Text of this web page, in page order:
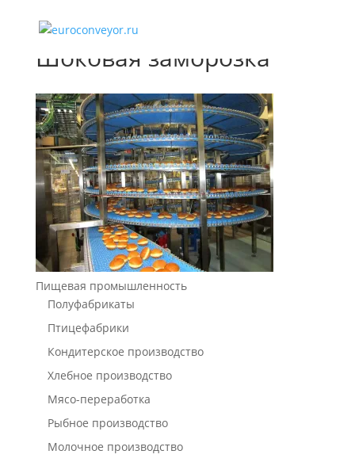
Шоковая заморозка
Пищевая промышленность
Полуфабрикаты
Птицефабрики
Кондитерское производство
Хлебное производство
Мясо-переработка
Рыбное производство
Молочное производство